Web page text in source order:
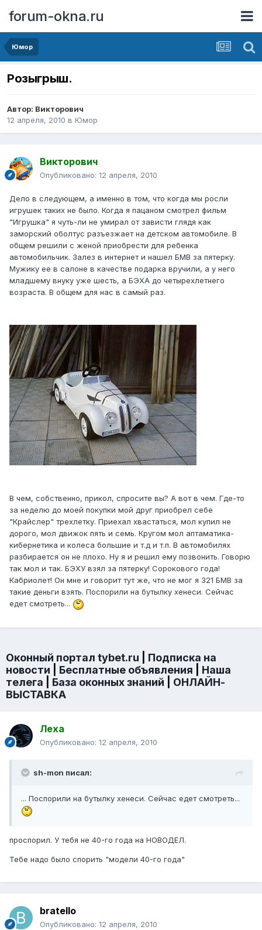
forum-okna.ru
Юмор
Розыгрыш.
Автор: Викторович
12 апреля, 2010 в Юмор
Викторович
Опубликовано: 12 апреля, 2010
Дело в следующем, а именно в том, что когда мы росли
игрушек таких не было. Когда я пацаном смотрел фильм
"Игрушка" я чуть-ли не умирал от зависти глядя как
заморский оболтус разъезжает на детском автомобиле. В
общем решили с женой приобрести для ребенка
автомобильчик. Залез в интернет и нашел БМВ за пятерку.
Мужику ее в салоне в качестве подарка вручили, а у него
младшему внуку уже шесть, а БЭХА до четырехлетнего
возраста. В общем для нас в самый раз.
В чем, собственно, прикол, спросите вы? А вот в чем. Где-то
за неделю до моей покупки мой друг приобрел себе
"Крайслер" трехлетку. Приехал хвастаться, мол купил не
дорого, мол движок пять и семь. Кругом мол аптаматика-
кибернетика и колеса большие и т.д и т.п. В автомобилях
разбирается он не плохо. Ну я и решил ему позвонить. Говорю
так мол и так. БЭХУ взял за пятерку! Сорокового года!
Кабриолет! Он мне и говорит тут же, что не мог я 321 БМВ за
такие деньги взять. Поспорили на бутылку хенеси. Сейчас
едет смотреть...
Оконный портал tybet.ru
Подписка на
новости
Бесплатные объявления
Наша
телега
База оконных знаний
ОНЛАЙН-
ВЫСТАВКА
Леха
Опубликовано: 12 апреля, 2010
sh-mon писал:
... Поспорили на бутылку хенеси. Сейчас едет смотреть...
проспорил. У тебя не 40-го года на НОВОДЕЛ.
Тебе надо было спорить "модели 40-го года"
bratello
Опубликовано: 12 апреля, 2010